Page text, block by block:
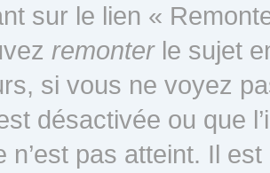
sur le lien «
remonterle sujet
si vous ne voyez
désactivée ou que
n’est pas atteint. Il